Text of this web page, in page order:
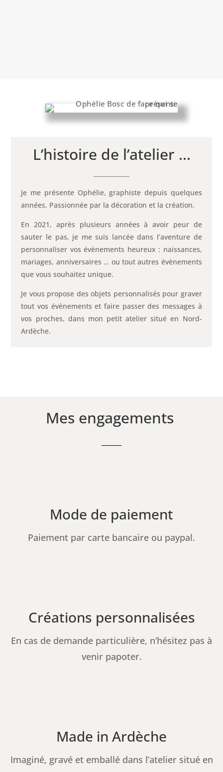
L’histoire de l’atelier …
Je me présente Ophélie, graphiste depuis quelques
années. Passionnée par la décoration et la création.
En 2021, après plusieurs années à avoir peur de
sauter le pas, je me suis lancée dans l’aventure de
personnaliser vos évènements heureux : naissances,
mariages, anniversaires … ou tout autres évènements
que vous souhaitez unique.
Je vous propose des objets personnalisés pour graver
tout vos évènements et faire passer des messages à
vos proches, dans mon petit atelier situé en Nord-
Ardèche.
Mes engagements
Mode de paiement
Paiement par carte bancaire ou paypal.
Créations personnalisées
En cas de demande particulière, n’hésitez pas à
venir papoter.
Made in Ardèche
Imaginé, gravé et emballé dans l’atelier situé en